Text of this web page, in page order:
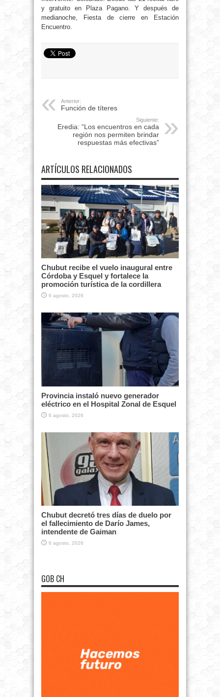
y gratuito en Plaza Pagano. Y después de
medianoche, Fiesta de cierre en Estación
Encuentro.
Anterior:
Función de títeres
Siguiente:
Eredia: “Los encuentros en cada
región nos permiten brindar
respuestas más efectivas”
ARTÍCULOS RELACIONADOS
Chubut recibe el vuelo inaugural entre
Córdoba y Esquel y fortalece la
promoción turística de la cordillera
6 agosto, 2026
Provincia instaló nuevo generador
eléctrico en el Hospital Zonal de Esquel
6 agosto, 2026
Chubut decretó tres días de duelo por
el fallecimiento de Darío James,
intendente de Gaiman
6 agosto, 2026
GOB CH